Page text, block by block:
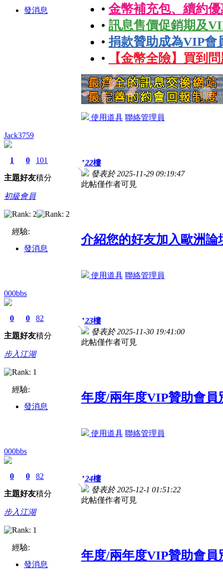
發消息
• 金幣補充包、續約
• 訊息售價促銷期及
•捐款贊助成為VIP會
•
【金幣全險】買到
使用道具 聯絡管理員
Jack3759
1
主題
0
好友
101
積分
初級會員
經驗:
發消息
122樓
發表於 2025-11-29 09:19:47
此帖僅作者可見
介紹您的好友加入歐洲論
使用道具 聯絡管理員
000bbs
0
主題
0
好友
82
積分
步入江湖
經驗:
發消息
123樓
發表於 2025-11-30 19:41:00
此帖僅作者可見
年度/兩年度VIP贊助會員
使用道具 聯絡管理員
000bbs
0
主題
0
好友
82
積分
步入江湖
經驗:
發消息
124樓
發表於 2025-12-1 01:51:22
此帖僅作者可見
年度/兩年度VIP贊助會員